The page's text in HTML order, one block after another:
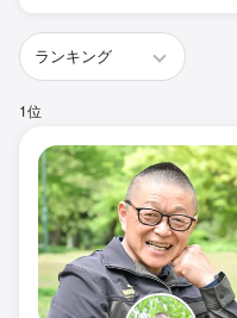
1位